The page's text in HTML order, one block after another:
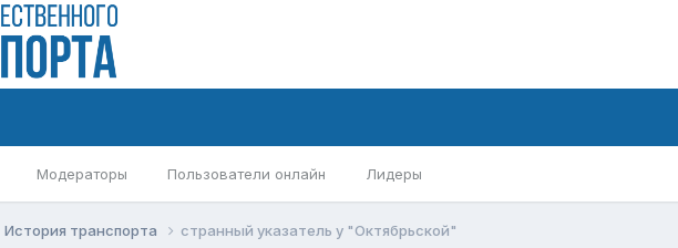
Модераторы Пользователи онлайн Лидеры
История транспорта странный указатель у "Октябрьской"